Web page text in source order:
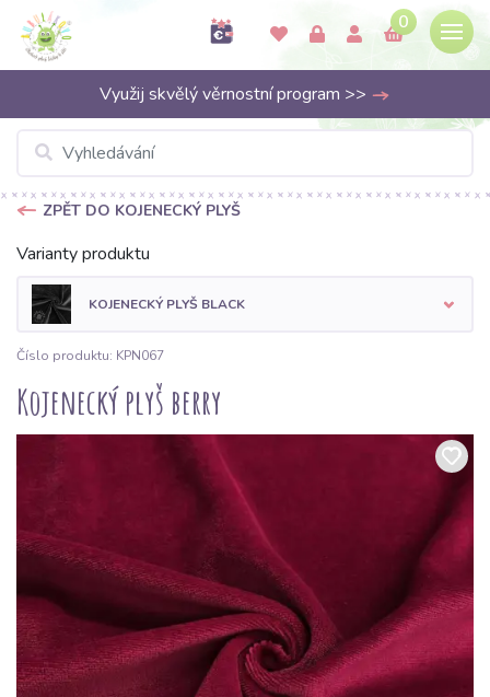
0
Využij skvělý věrnostní program >>
ZPĚT DO KOJENECKÝ PLYŠ
Varianty produktu
KOJENECKÝ PLYŠ BLACK
Číslo produktu: KPN067
Kojenecký plyš berry